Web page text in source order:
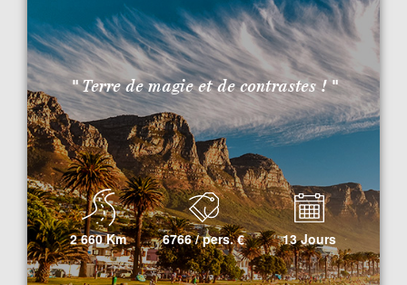
" Terre de magie et de contrastes ! "
2 660 Km 6766 / pers.€ 13 Jours